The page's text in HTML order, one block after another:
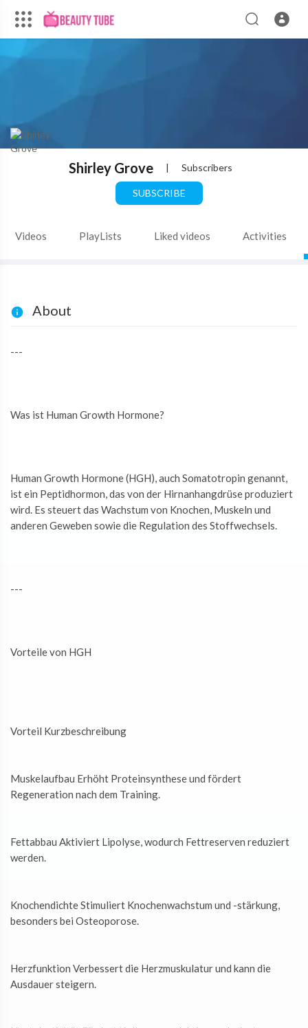
Shirley Grove | Subscribers
SUBSCRIBE
Videos PlayLists Liked videos Activities
About
---
Was ist Human Growth Hormone?
Human Growth Hormone (HGH), auch Somatotropin genannt,
ist ein Peptidhormon, das von der Hirnanhangdrüse produziert
wird. Es steuert das Wachstum von Knochen, Muskeln und
anderen Geweben sowie die Regulation des Stoffwechsels.
---
Vorteile von HGH
Vorteil Kurzbeschreibung
Muskelaufbau Erhöht Proteinsynthese und fördert
Regeneration nach dem Training.
Fettabbau Aktiviert Lipolyse, wodurch Fettreserven reduziert
werden.
Knochendichte Stimuliert Knochenwachstum und -stärkung,
besonders bei Osteoporose.
Herzfunktion Verbessert die Herzmuskulatur und kann die
Ausdauer steigern.